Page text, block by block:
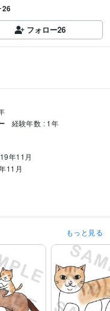
26
フォロー26
経験年数 : 1年
年11月
11月
年
Procreate:4年
年
Excel:4年
もっと見る